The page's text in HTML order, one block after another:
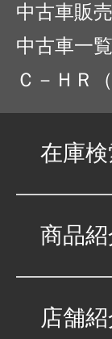
中古車販
中古車一
Ｃ－ＨＲ
在庫
商品
店舗